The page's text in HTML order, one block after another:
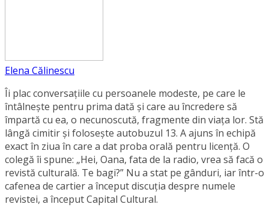
Elena Călinescu
Îi plac conversaţiile cu persoanele modeste, pe care le
întâlneşte pentru prima dată şi care au încredere să
împartă cu ea, o necunoscută, fragmente din viaţa lor. Stă
lângă cimitir și foloseşte autobuzul 13. A ajuns în echipă
exact în ziua în care a dat proba orală pentru licență. O
colegă îi spune: „Hei, Oana, fata de la radio, vrea să facă o
revistă culturală. Te bagi?” Nu a stat pe gânduri, iar într-o
cafenea de cartier a început discuția despre numele
revistei, a început Capital Cultural.